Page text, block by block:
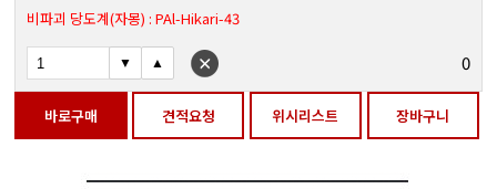
미경/확대경
차계/광택계/조도계/광도계/방사랑계
비파괴 당도계(자몽) : PAl-Hikari-43
0
바로구매 견적요청 위시리스트 장바구니